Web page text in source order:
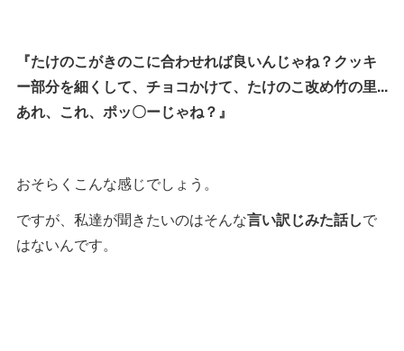
『たけのこがきのこに合わせれば良いんじゃね？クッキ
ー部分を細くして、チョコかけて、たけのこ改め竹の里...
あれ、これ、ポッ〇ーじゃね？』
おそらくこんな感じでしょう。
ですが、私達が聞きたいのはそんな言い訳じみた話しで
はないんです。